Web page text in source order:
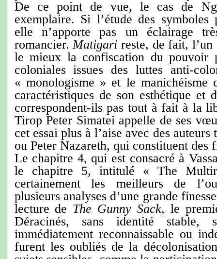
De ce point de vue, le cas de
exemplaire. Si l’étude des
elle n’apporte pas un éclairage
romancier.Matigari reste, de fait,
le mieux la confiscation du pouvoir
coloniales issues des luttes anti-
« monologisme » et le manichéisme
caractéristiques de son esthétique et
correspondent-ils pas tout à fait à la
Tirop Peter Simatei appelle de ses
cet essai plus à l’aise avec des
ou Peter Nazareth, qui constituent des
Le chapitre 4, qui est consacré à
le chapitre 5, intitulé « The
certainement les meilleurs de
plusieurs analyses d’une grande
lecture de The Gunny Sack, le
Déracinés, sans identité
immédiatement reconnaissable ou
furent les oubliés de la